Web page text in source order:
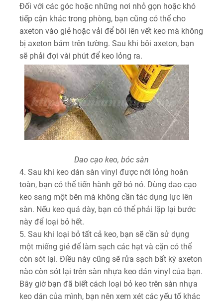
Đối với các góc hoặc những nơi nhỏ gọn hoặc khó
tiếp cận khác trong phòng, bạn cũng có thể cho
axeton vào giẻ hoặc vải để bôi lên vết keo mà không
bị axeton bám trên tường. Sau khi bôi axeton, bạn
sẽ phải đợi vài phút để keo lỏng ra.
Dao cạo keo, bóc sàn
4. Sau khi keo dán sàn vinyl được nới lỏng hoàn
toàn, bạn có thể tiến hành gỡ bỏ nó. Dùng dao cạo
keo sang một bên mà không cần tác dụng lực lên
sàn. Nếu keo quá dày, bạn có thể phải lặp lại bước
này để loại bỏ hết.
5. Sau khi loại bỏ tất cả keo, bạn sẽ cần sử dụng
một miếng giẻ để làm sạch các hạt và cặn có thể
còn sót lại. Điều này cũng sẽ rửa sạch bất kỳ axeton
nào còn sót lại trên sàn nhựa keo dán vinyl của bạn.
Bây giờ bạn đã biết cách loại bỏ keo trên sàn nhựa
keo dán của mình, bạn nên xem xét các yếu tố khác